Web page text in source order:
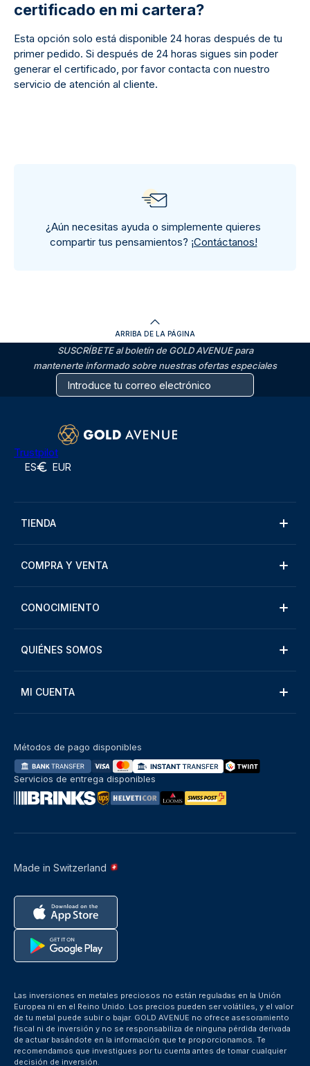
certificado en mi cartera?
Esta opción solo está disponible 24 horas después de tu
primer pedido. Si después de 24 horas sigues sin poder
generar el certificado, por favor contacta con nuestro
servicio de atención al cliente.
¿Aún necesitas ayuda o simplemente quieres
compartir tus pensamientos? ¡Contáctanos!
ARRIBA DE LA PÁGINA
SUSCRÍBETE al boletín de GOLD AVENUE para
mantenerte informado sobre nuestras ofertas especiales
Trustpilot
ES EUR
TIENDA
COMPRA Y VENTA
CONOCIMIENTO
QUIÉNES SOMOS
MI CUENTA
Made in Switzerland
Métodos de pago disponibles
Servicios de entrega disponibles
Las inversiones en metales preciosos no están reguladas en la Unión
Europea ni en el Reino Unido. Los precios pueden ser volátiles, y el valor
de tu metal puede subir o bajar. GOLD AVENUE no ofrece asesoramiento
fiscal ni de inversión y no se responsabiliza de ninguna pérdida derivada
de actuar basándote en la información que te proporcionamos. Te
recomendamos que investigues por tu cuenta antes de tomar cualquier
decisión de inversión.